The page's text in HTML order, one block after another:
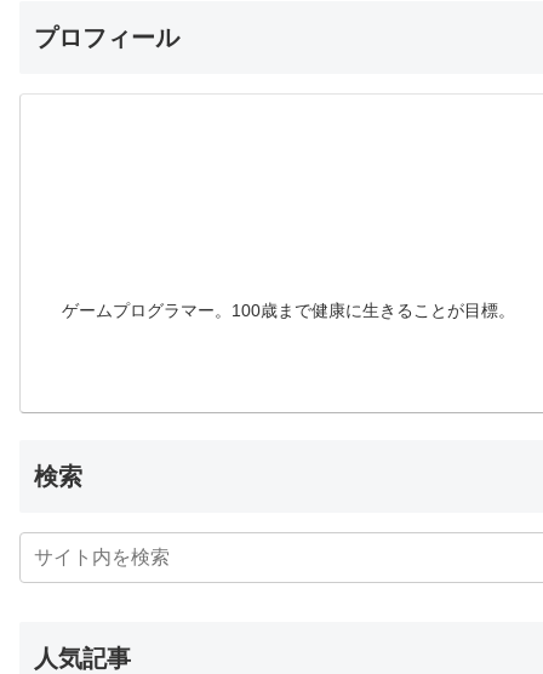
プロフィール
ゲームプログラマー。100歳まで健康に生きることが目標。
検索
人気記事